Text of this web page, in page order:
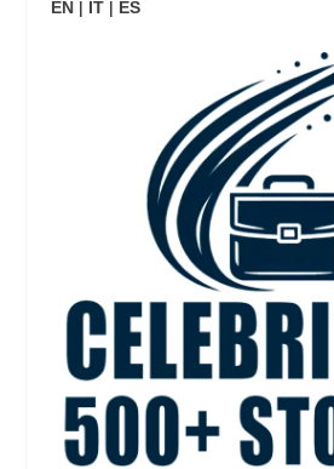
EN | IT | ES